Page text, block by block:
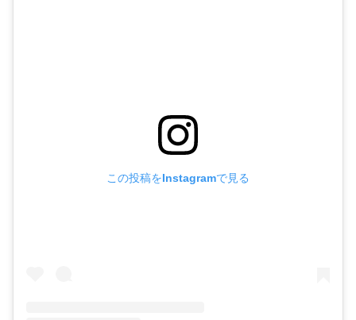
この投稿をInstagramで見る